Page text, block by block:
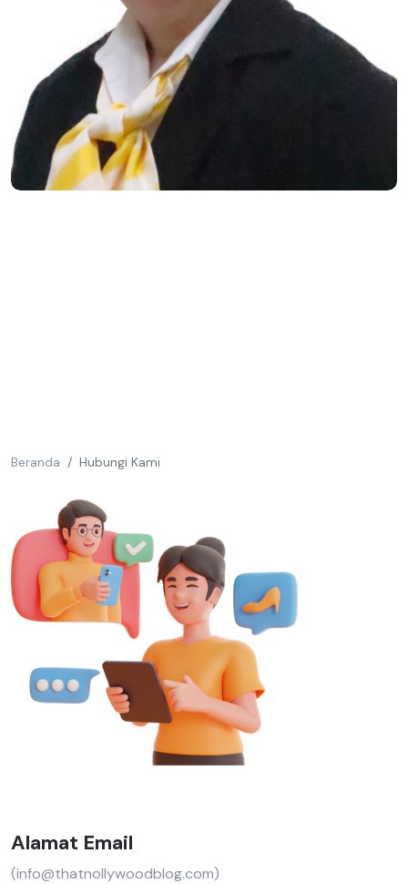
Beranda Hubungi Kami
Alamat Email
(info@thatnollywoodblog.com)